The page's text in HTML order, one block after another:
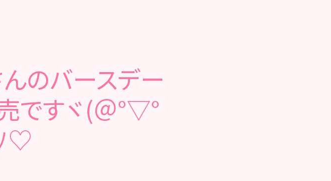
のバースデー
ですヾ(＠°▽°
♡